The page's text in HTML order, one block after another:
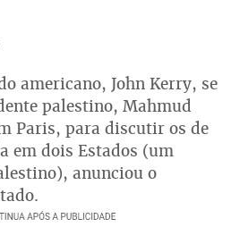
americano, John Kerry, se
palestino, Mahmud
Paris, para discutir os de
em dois Estados (um
anunciou o